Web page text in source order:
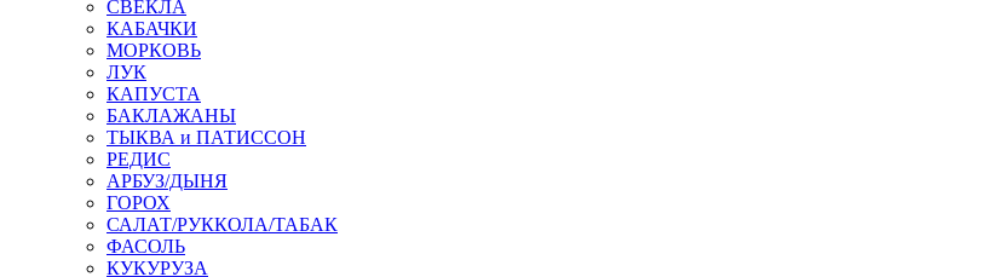
СВЕКЛА
КАБАЧКИ
МОРКОВЬ
ЛУК
КАПУСТА
БАКЛАЖАНЫ
ТЫКВА и ПАТИССОН
РЕДИС
АРБУЗ/ДЫНЯ
ГОРОХ
САЛАТ/РУККОЛА/ТАБАК
ФАСОЛЬ
КУКУРУЗА